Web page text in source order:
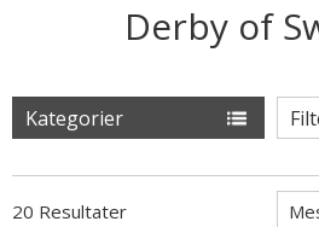
Derby of
Kategorier
20 Resultater